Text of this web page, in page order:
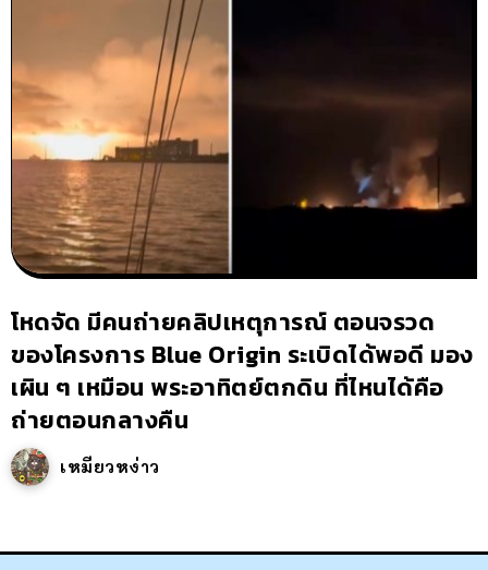
โหดจัด มีคนถ่ายคลิปเหตุการณ์ ตอนจรวด
ของโครงการ Blue Origin ระเบิดได้พอดี มอง
เผิน ๆ เหมือน พระอาทิตย์ตกดิน ที่ไหนได้คือ
ถ่ายตอนกลางคืน
เหมียวหง่าว